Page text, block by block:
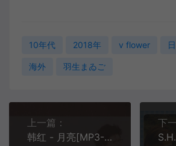
10年代 2018年 v flower
海外 羽生まゐご
上一篇：
韩红 - 月亮[MP3-320K/FLAC][10.6M/28.9M]
下